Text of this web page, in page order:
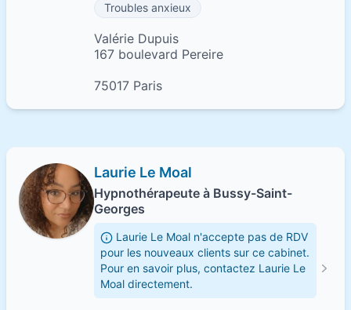
Troubles anxieux
Valérie Dupuis
167 boulevard Pereire
75017 Paris
Laurie Le Moal
Hypnothérapeute à Bussy-Saint-
Georges
Laurie Le Moal n'accepte pas de RDV
pour les nouveaux clients sur ce cabinet.
Pour en savoir plus, contactez Laurie Le
Moal directement.